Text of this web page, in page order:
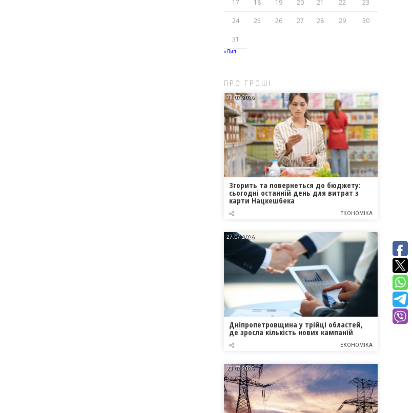
17 18 19 20 21 22 23
24 25 26 27 28 29 30
31
« Лип
ПРО ГРОШІ
31.07.2026
Згорить та повернеться до бюджету:
сьогодні останній день для витрат з
карти Нацкешбека
ЕКОНОМІКА
27.07.2026
Дніпропетровщина у трійці областей,
де зросла кількість нових кампаній
ЕКОНОМІКА
23.07.2026